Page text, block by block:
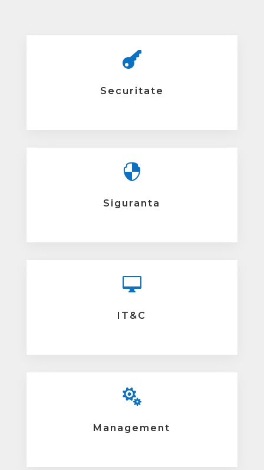

Securitate

Siguranta

IT&C

Management